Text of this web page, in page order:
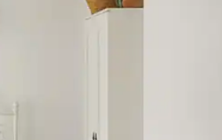
ზემოთ/ქვემოთ მიმართული ისრებით